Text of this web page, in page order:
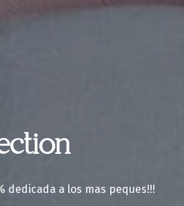
dedicada a los mas peques!!!